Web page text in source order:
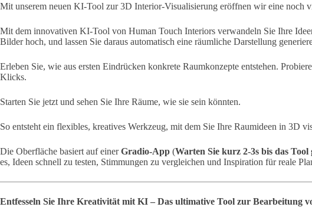
Mit unserem neuen KI-Tool zur 3D Interior-Visualisierung eröffnen wir eine noch
Mit dem innovativen KI-Tool von Human Touch Interiors verwandeln Sie Ihre
Bilder hoch, und lassen Sie daraus automatisch eine räumliche Darstellung
Erleben Sie, wie aus ersten Eindrücken konkrete Raumkonzepte entstehen.
Klicks.
Starten Sie jetzt und sehen Sie Ihre Räume, wie sie sein könnten.
So entsteht ein flexibles, kreatives Werkzeug, mit dem Sie Ihre Raumideen in 3D
Die Oberfläche basiert auf einerGradio-App (Warten Sie kurz 2-3s bis das Tool
es, Ideen schnell zu testen, Stimmungen zu vergleichen und Inspiration für reale
Entfesseln Sie Ihre Kreativität mit KI – Das ultimative Tool zur Bearbeitung